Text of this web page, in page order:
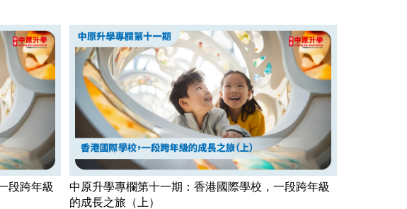
段跨年級
中原升學專欄第十一期：香港國際學校，一段跨年級
的成長之旅（上）